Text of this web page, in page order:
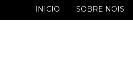
INICIO SOBRE NOIS